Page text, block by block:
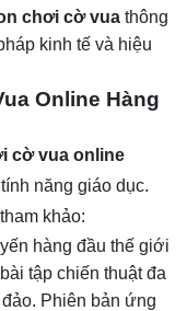
chơi cờ vua thông
kinh tế và hiệu
Online Hàng
cờ vua online
năng giáo dục.
khảo:
hàng đầu thế giới
tập chiến thuật đa
Phiên bản ứng